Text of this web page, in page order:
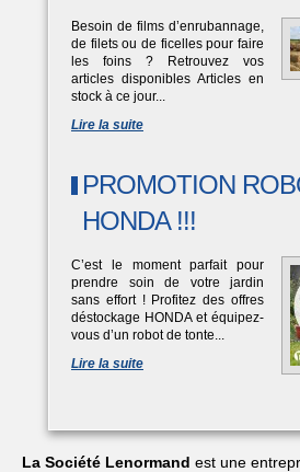
Besoin de films d’enrubannage,
de filets ou de ficelles pour faire
les foins ? Retrouvez vos
articles disponibles Articles en
stock à ce jour...
Lire la suite
PROMOTION
HONDA !!!
C’est le moment parfait pour
prendre soin de votre jardin
sans effort ! Profitez des offres
déstockage HONDA et équipez-
vous d’un robot de tonte...
Lire la suite
La Société Lenormand est une